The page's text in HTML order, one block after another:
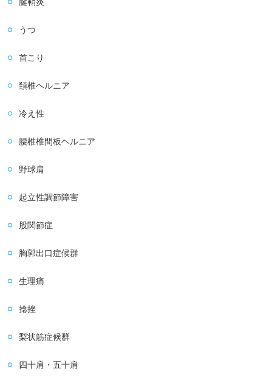
腱鞘炎
うつ
首こり
頚椎ヘルニア
冷え性
腰椎椎間板ヘルニア
野球肩
起立性調節障害
股関節症
胸郭出口症候群
生理痛
捻挫
梨状筋症候群
四十肩・五十肩